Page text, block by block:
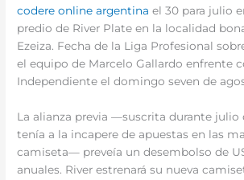
codere online argentina el 30 para julio
predio de River Plate en la localidad
Ezeiza. Fecha de la Liga Profesional
el equipo de Marcelo Gallardo enfrente
Independiente el domingo seven de
La alianza previa —suscrita durante julio
tenía a la incapere de apuestas en las
camiseta— preveía un desembolso de
anuales. River estrenará su nueva